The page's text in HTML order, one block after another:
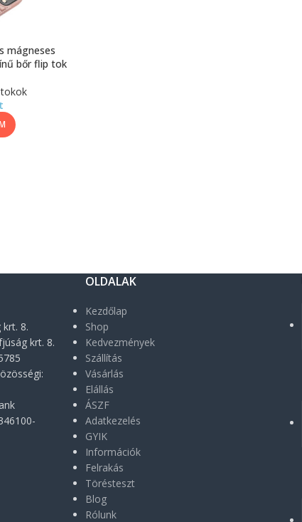
mágneses
bőr flip tok
8.
krt. 8.
OLDALAK
Kezdőlap
Shop
Kedvezmények
Szállítás
Vásárlás
Elállás
ÁSZF
Adatkezelés
GYIK
Információk
Felrakás
Törésteszt
Blog
Rólunk